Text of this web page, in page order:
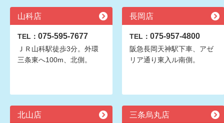
山科店
TEL： 075-595-7677
ＪＲ山科駅徒歩3分。外環
三条東へ100m、北側。
長岡店
TEL： 075-957-4800
阪急長岡天神駅下車、アゼ
リア通り東入ル南側。
北山店 三条烏丸店